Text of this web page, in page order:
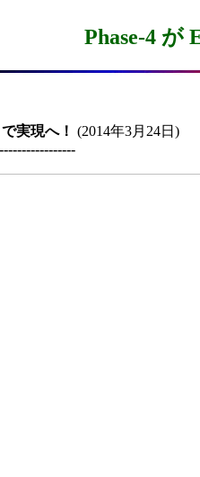
Phase-4 が
実現へ！ (2014年3月24日)